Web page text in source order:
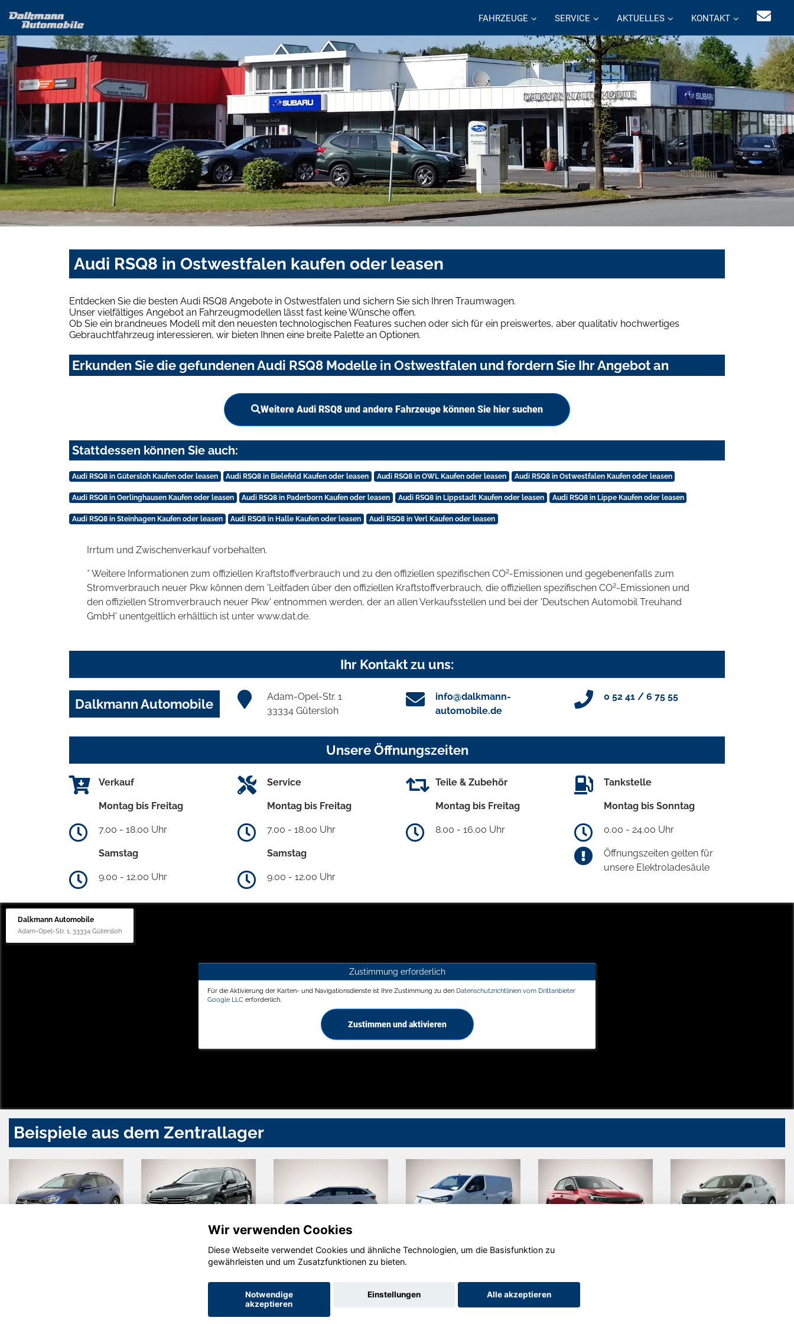
FAHRZEUGE SERVICE AKTUELLES KONTAKT
Audi RSQ8 in Ostwestfalen kaufen oder leasen
Entdecken Sie die besten Audi RSQ8 Angebote in Ostwestfalen und sichern Sie sich Ihren Traumwagen.
Unser vielfältiges Angebot an Fahrzeugmodellen lässt fast keine Wünsche offen.
Ob Sie ein brandneues Modell mit den neuesten technologischen Features suchen oder sich für ein preiswertes, aber qualitativ hochwertiges
Gebrauchtfahrzeug interessieren, wir bieten Ihnen eine breite Palette an Optionen.
Erkunden Sie die gefundenen Audi RSQ8 Modelle in Ostwestfalen und fordern Sie Ihr Angebot an
Weitere Audi RSQ8 und andere Fahrzeuge können Sie hier suchen
Stattdessen können Sie auch:
Audi RSQ8 in Gütersloh Kaufen oder leasen Audi RSQ8 in Bielefeld Kaufen oder leasen Audi RSQ8 in OWL Kaufen oder leasen Audi RSQ8 in Ostwestfalen Kaufen oder leasen
Audi RSQ8 in Oerlinghausen Kaufen oder leasen Audi RSQ8 in Paderborn Kaufen oder leasen Audi RSQ8 in Lippstadt Kaufen oder leasen Audi RSQ8 in Lippe Kaufen oder leasen
Audi RSQ8 in Steinhagen Kaufen oder leasen Audi RSQ8 in Halle Kaufen oder leasen Audi RSQ8 in Verl Kaufen oder leasen
Irrtum und Zwischenverkauf vorbehalten.
* Weitere Informationen zum offiziellen Kraftstoffverbrauch und zu den offiziellen spezifischen CO2-Emissionen und gegebenenfalls zum
Stromverbrauch neuer Pkw können dem 'Leitfaden über den offiziellen Kraftstoffverbrauch, die offiziellen spezifischen CO2-Emissionen und
den offiziellen Stromverbrauch neuer Pkw' entnommen werden, der an allen Verkaufsstellen und bei der 'Deutschen Automobil Treuhand
GmbH' unentgeltlich erhältlich ist unter www.dat.de.
Ihr Kontakt zu uns:
Dalkmann Automobile
Adam-Opel-Str. 1
33334 Gütersloh
info@dalkmann-
automobile.de
0 52 41 / 6 75 55
Unsere Öffnungszeiten
Verkauf
Montag bis Freitag
7.00 - 18.00 Uhr
Samstag
9.00 - 12.00 Uhr
Service
Montag bis Freitag
7.00 - 18.00 Uhr
Samstag
9.00 - 12.00 Uhr
Teile & Zubehör
Montag bis Freitag
8.00 - 16.00 Uhr
Tankstelle
Montag bis Sonntag
0.00 - 24.00 Uhr
Öffnungszeiten gelten für
unsere Elektroladesäule
Dalkmann Automobile
Adam-Opel-Str. 1, 33334 Gütersloh
Zustimmung erforderlich
Für die Aktivierung der Karten- und Navigationsdienste ist Ihre Zustimmung zu den Datenschutzrichtlinien vom Drittanbieter
Google LLC erforderlich.
Zustimmen und aktivieren
Beispiele aus dem Zentrallager
Volkswagen Skoda
Octavia
Fiat Other
Wir verwenden Cookies
Diese Webseite verwendet Cookies und ähnliche Technologien, um die Basisfunktion zu
gewährleisten und um Zusatzfunktionen zu bieten.
Notwendige
akzeptieren
Einstellungen Alle akzeptieren